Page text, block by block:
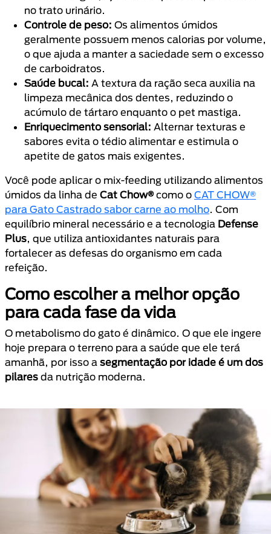
no trato urinário.
Controle de peso: Os alimentos úmidos
geralmente possuem menos calorias por volume,
o que ajuda a manter a saciedade sem o excesso
de carboidratos.
Saúde bucal: A textura da ração seca auxilia na
limpeza mecânica dos dentes, reduzindo o
acúmulo de tártaro enquanto o pet mastiga.
Enriquecimento sensorial: Alternar texturas e
sabores evita o tédio alimentar e estimula o
apetite de gatos mais exigentes.
Você pode aplicar o mix-feeding utilizando alimentos
úmidos da linha de Cat Chow®como o CAT CHOW®
para Gato Castrado sabor carne ao molho. Com
equilíbrio mineral necessário e a tecnologia Defense
Plus, que utiliza antioxidantes naturais para
fortalecer as defesas do organismo em cada
refeição.
Como escolher a melhor opção
para cada fase da vida
O metabolismo do gato é dinâmico. O que ele ingere
hoje prepara o terreno para a saúde que ele terá
amanhã, por isso a segmentação por idade é um dos
pilares da nutrição moderna.